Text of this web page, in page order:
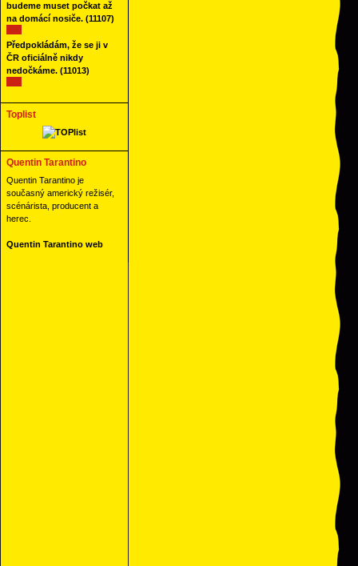
budeme muset počkat až
na domácí nosiče. (11107)
Předpokládám, že se ji v
ČR oficiálně nikdy
nedočkáme. (11013)
Toplist
Quentin Tarantino
Quentin Tarantino je
současný americký režisér,
scénárista, producent a
herec.
Quentin Tarantino web